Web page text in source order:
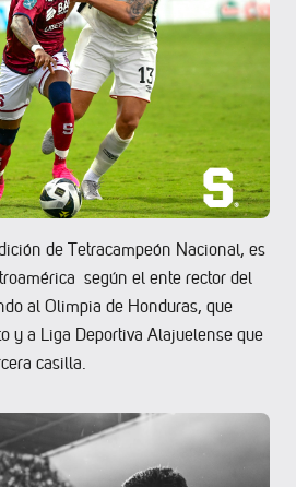
de Tetracampeón Nacional, es
según el ente rector del
al Olimpia de Honduras, que
y a Liga Deportiva Alajuelense que
casilla.